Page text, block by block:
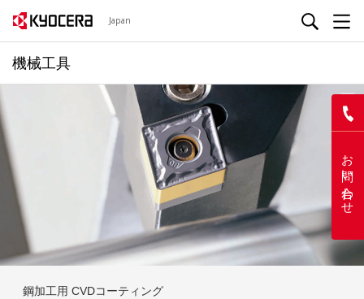
Japan
機械工具
お問い合わせ
鋼加工用 CVDコーティング